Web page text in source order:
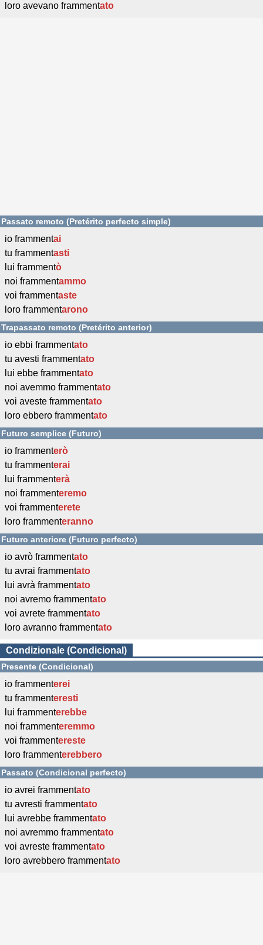
loro avevano frammentato
Passato remoto (Pretérito perfecto simple)
io frammentai
tu frammentasti
lui frammentò
noi frammentammo
voi frammentaste
loro frammentarono
Trapassato remoto (Pretérito anterior)
io ebbi frammentato
tu avesti frammentato
lui ebbe frammentato
noi avemmo frammentato
voi aveste frammentato
loro ebbero frammentato
Futuro semplice (Futuro)
io frammenterò
tu frammenterai
lui frammenterà
noi frammenteremo
voi frammenterete
loro frammenteranno
Futuro anteriore (Futuro perfecto)
io avrò frammentato
tu avrai frammentato
lui avrà frammentato
noi avremo frammentato
voi avrete frammentato
loro avranno frammentato
Condizionale (Condicional)
Presente (Condicional)
io frammenterei
tu frammenteresti
lui frammenterebbe
noi frammenteremmo
voi frammentereste
loro frammenterebbero
Passato (Condicional perfecto)
io avrei frammentato
tu avresti frammentato
lui avrebbe frammentato
noi avremmo frammentato
voi avreste frammentato
loro avrebbero frammentato